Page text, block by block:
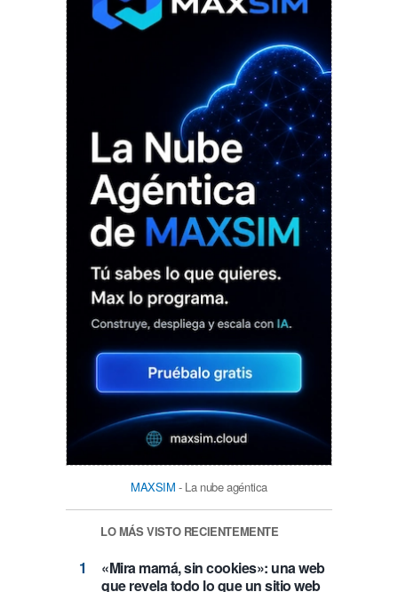
MAXSIM - La nube agéntica
LO MÁS VISTO RECIENTEMENTE
«Mira mamá, sin cookies»: una web
que revela todo lo que un sitio web